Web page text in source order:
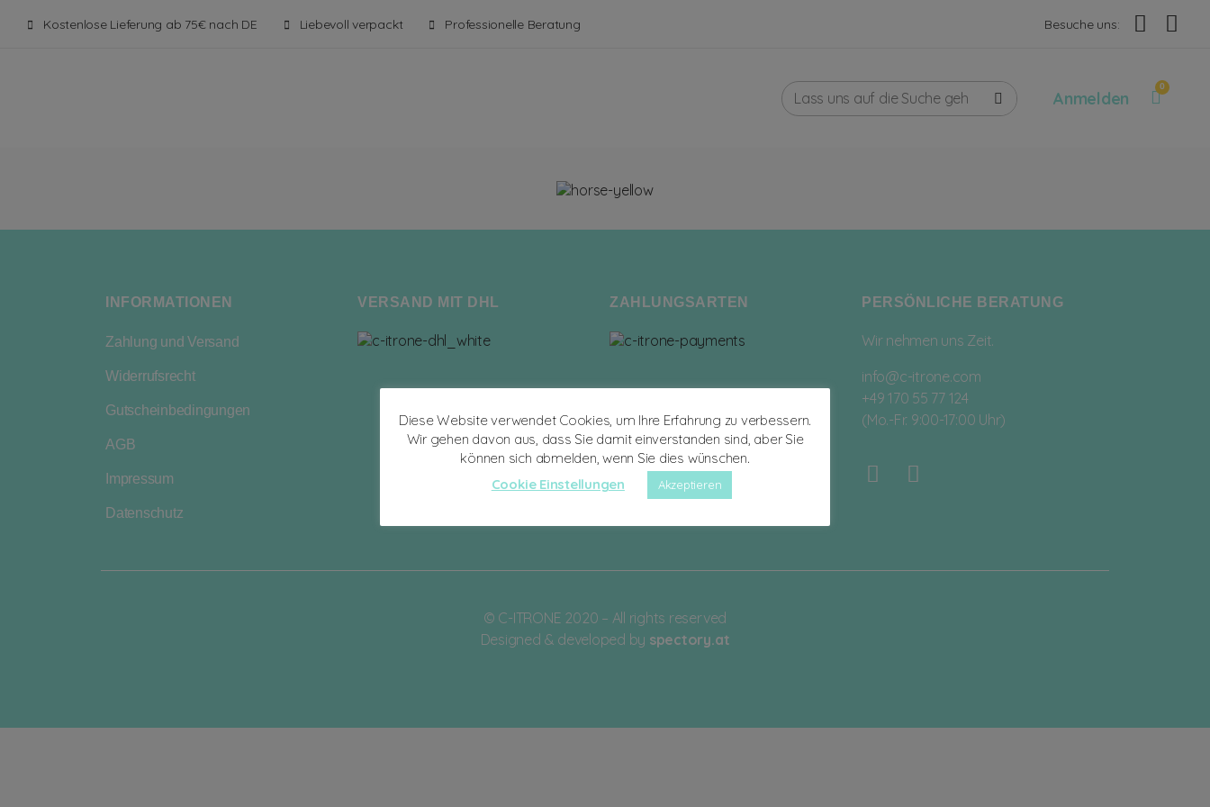
Kostenlose Lieferung ab 75€ nach DE Liebevoll verpackt Professionelle Beratung Besuche uns:
Anmelden
INFORMATIONEN
Zahlung und Versand
Widerrufsrecht
Gutscheinbedingungen
AGB
Impressum
Datenschutz
VERSAND MIT DHL ZAHLUNGSARTEN PERSÖNLICHE BERATUNG
Wir nehmen uns Zeit.
info@c-itrone.com
+49 170 55 77 124
(Mo.-Fr. 9:00-17:00 Uhr)
© C-ITRONE 2020 – All rights reserved
Designed & developed by spectory.at
Diese Website verwendet Cookies, um Ihre Erfahrung zu verbessern.
Wir gehen davon aus, dass Sie damit einverstanden sind, aber Sie
können sich abmelden, wenn Sie dies wünschen.
Cookie Einstellungen
Akzeptieren